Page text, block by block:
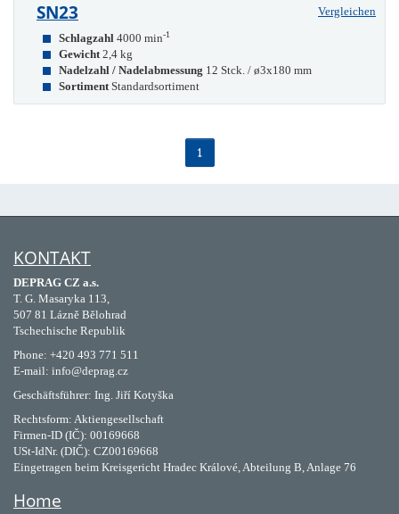
SN23
Vergleichen
Schlagzahl 4000 min-1
Gewicht 2,4 kg
Nadelzahl / Nadelabmessung 12 Stck. / ø3x180 mm
Sortiment Standardsortiment
1
KONTAKT
DEPRAG CZ a.s.
T. G. Masaryka 113,
507 81 Lázně Bělohrad
Tschechische Republik
Phone: +420 493 771 511
E-mail: info@deprag.cz
Geschäftsführer: Ing. Jiří Kotyška
Rechtsform: Aktiengesellschaft
Firmen-ID (IČ): 00169668
USt-IdNr. (DIČ): CZ00169668
Eingetragen beim Kreisgericht Hradec Králové, Abteilung B, Anlage 76
Home